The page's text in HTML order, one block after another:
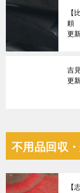
【
頼
更
吉
更
不用品回収
【